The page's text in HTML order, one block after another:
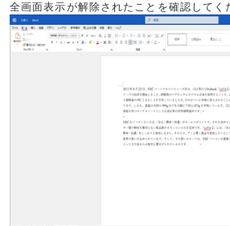
全画面表示が解除されたことを確認してく